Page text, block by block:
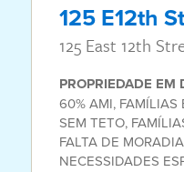
125 E12th
125 East 12th
PROPRIEDADE EM
60% AMI, FAMÍLIAS
SEM TETO,
FALTA DE MORADIA
NECESSIDADES